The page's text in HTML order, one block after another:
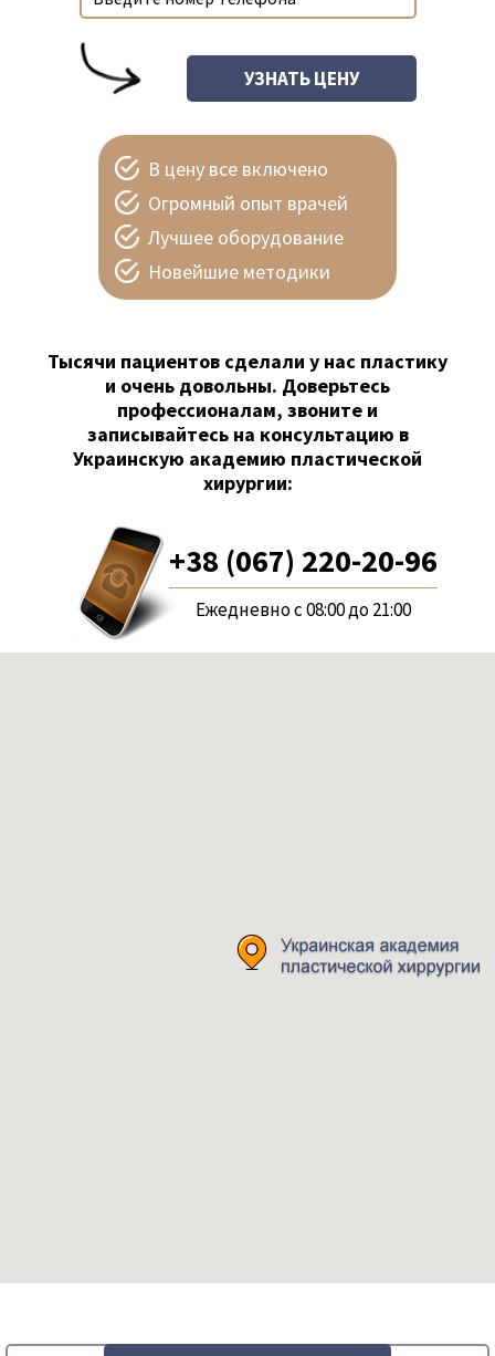
В цену все включено
Огромный опыт врачей
Лучшее оборудование
Новейшие методики
Тысячи пациентов сделали у нас пластику
и очень довольны. Доверьтесь
профессионалам, звоните и
записывайтесь на консультацию в
Украинскую академию пластической
хирургии:
+38 (067) 220-20-96
Ежедневно с 08:00 до 21:00